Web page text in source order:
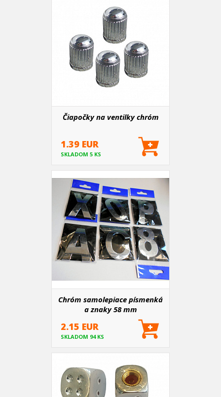
Čiapočky na ventilky chróm
1.39 EUR
SKLADOM 5 KS
Chróm samolepiace písmenká
a znaky 58 mm
2.15 EUR
SKLADOM 94 KS